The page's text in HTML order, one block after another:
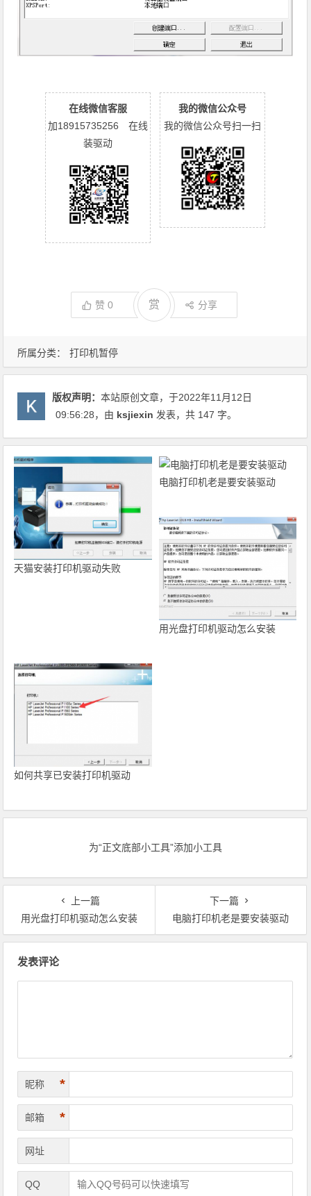
所属分类： 打印机暂停
在线微信客服
加18915735256 在线
装驱动
我的微信公众号
我的微信公众号扫一扫
赞0 赏 分享
版权声明：本站原创文章，于2022年11月12日
09:56:28，由 ksjiexin 发表，共 147 字。
天猫安装打印机驱动失败
电脑打印机老是要安装驱动
用光盘打印机驱动怎么安装
如何共享已安装打印机驱动
为“正文底部小工具”添加小工具
上一篇
用光盘打印机驱动怎么安装
下一篇
电脑打印机老是要安装驱动
发表评论
昵称 *
邮箱 *
网址
QQ